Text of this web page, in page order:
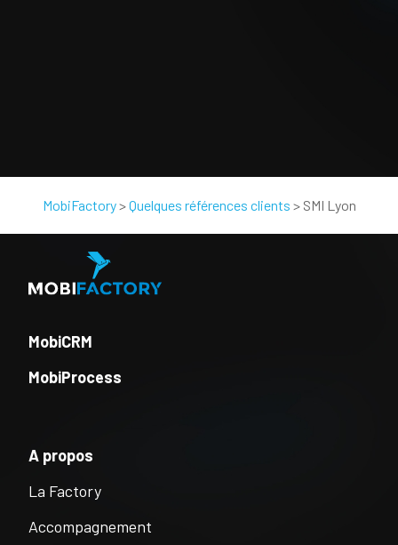
MobiFactory>Quelques références clients > SMI Lyon
MobiCRM
MobiProcess
A propos
La Factory
Accompagnement